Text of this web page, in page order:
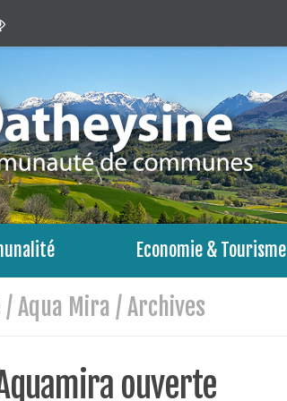
Economie & Tourisme
/Aqua Mira /Archives
ouverte